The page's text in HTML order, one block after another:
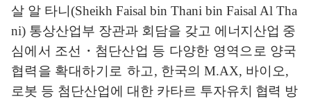
살 알 타니 (Sheikh Faisal bin Thani bin Faisal Al Tha
ni) 통상산업부 장관과 회담을 갖고 에너지산업 중
심에서 조선 ・ 첨단산업 등 다양한 영역으로 양국
협력을 확대하기로 하고, 한국의 M.AX, 바이오,
로봇 등 첨단산업에 대한 카타르 투자유치 협력 방